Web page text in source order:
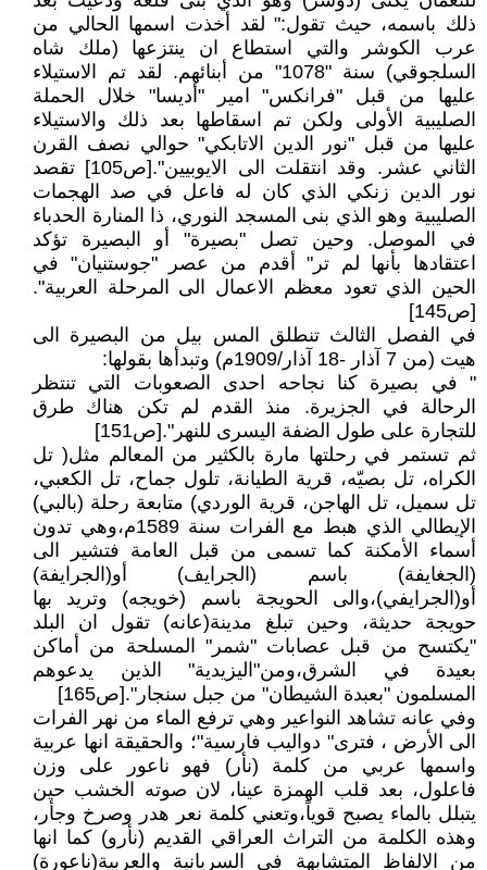
ذلك باسمه، حيث تقول:" لقد أخذت اسمها الحالي من
عرب الكوشر والتي استطاع ان ينتزعها (ملك شاه
السلجوقي) سنة "1078" من أبنائهم. لقد تم الاستيلاء
عليها من قبل "فرانكس" امير "أديسا" خلال الحملة
الصليبية الأولى ولكن تم اسقاطها بعد ذلك والاستيلاء
عليها من قبل "نور الدين الاتابكي" حوالي نصف القرن
الثاني عشر. وقد انتقلت الى الايوبيين".[ص105] تقصد
نور الدين زنكي الذي كان له فاعل في صد الهجمات
الصليبية وهو الذي بنى المسجد النوري، ذا المنارة الحدباء
في الموصل. وحين تصل "بصيرة" أو البصيرة تؤكد
اعتقادها بأنها لم تر" أقدم من عصر "جوستنيان" في
الحين الذي تعود معظم الاعمال الى المرحلة العربية".
[ص145]
في الفصل الثالث تنطلق المس بيل من البصيرة الى
هيت (من 7 آذار -18 آذار/1909م) وتبدأها بقولها:
" في بصيرة كنا نجاحه احدى الصعوبات التي تنتظر
الرحالة في الجزيرة. منذ القدم لم تكن هناك طرق
للتجارة على طول الضفة اليسرى للنهر".[ص151]
ثم تستمر في رحلتها مارة بالكثير من المعالم مثل( تل
الكراه، تل بصيّه، قرية الطيانة، تلول جماح، تل الكعبي،
تل سميل، تل الهاجن، قرية الوردي) متابعة رحلة (بالبي)
الإيطالي الذي هبط مع الفرات سنة 1589م،وهي تدون
أسماء الأمكنة كما تسمى من قبل العامة فتشير الى
(الجغايفة) باسم (الجرايف) أو(الجرايفة)
أو(الجرايفي)،والى الحويجة باسم (خويجه) وتريد بها
حويجة حديثة، وحين تبلغ مدينة(عانه) تقول ان البلد
"يكتسح من قبل عصابات "شمر" المسلحة من أماكن
بعيدة في الشرق،ومن"اليزيدية" الذين يدعوهم
المسلمون "بعبدة الشيطان" من جبل سنجار".[ص165]
وفي عانه تشاهد النواعير وهي ترفع الماء من نهر الفرات
الى الأرض ، فترى" دواليب فارسية"؛ والحقيقة انها عربية
واسمها عربي من كلمة (نأر) فهو ناعور على وزن
فاعلول، بعد قلب الهمزة عينا، لان صوته الخشب حين
يتبلل بالماء يصبح قوياً،وتعني كلمة نعر هدر وصرخ وجأر،
وهذه الكلمة من التراث العراقي القديم (نأرو) كما انها
من الالفاظ المتشابهة في السريانية والعربية(ناعورة)